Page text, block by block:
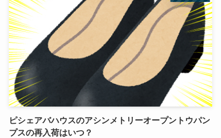
ピシェアバハウスのアシンメトリーオープントウパン
プスの再入荷はいつ？